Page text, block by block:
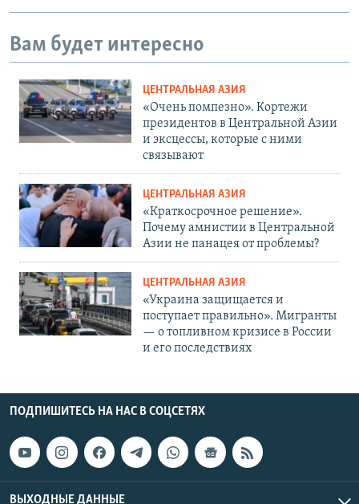
Вам будет интересно
ЦЕНТРАЛЬНАЯ АЗИЯ
«Очень помпезно». Кортежи
президентов в Центральной Азии
и эксцессы, которые с ними
связывают
ЦЕНТРАЛЬНАЯ АЗИЯ
«Краткосрочное решение».
Почему амнистии в Центральной
Азии не панацея от проблемы?
ЦЕНТРАЛЬНАЯ АЗИЯ
«Украина защищается и
поступает правильно». Мигранты
— о топливном кризисе в России
и его последствиях
ПОДПИШИТЕСЬ НА НАС В СОЦСЕТЯХ
ВЫХОДНЫЕ ДАННЫЕ